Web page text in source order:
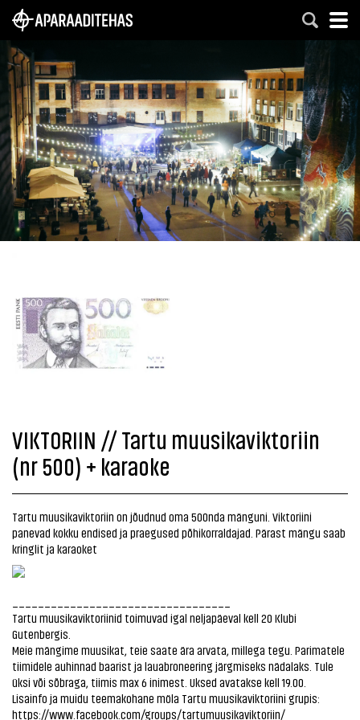
VIKTORIIN // Tartu muusikaviktoriin
(nr 500) + karaoke
Tartu muusikaviktoriin on jõudnud oma 500nda mänguni. Viktoriini
panevad kokku endised ja praegused põhikorraldajad. Pärast mängu saab
kringlit ja karaoket
Tartu muusikaviktoriinid toimuvad igal neljapäeval kell 20 Klubi
Gutenbergis.
Meie mängime muusikat, teie saate ära arvata, millega tegu. Parimatele
tiimidele auhinnad baarist ja lauabroneering järgmiseks nädalaks. Tule
üksi või sõbraga, tiimis max 6 inimest. Uksed avatakse kell 19.00.
Lisainfo ja muidu teemakohane möla Tartu muusikaviktoriini grupis:
https://www.facebook.com/groups/tartumuusikaviktoriin/